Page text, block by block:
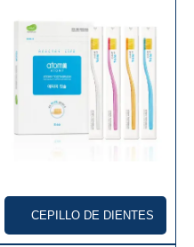
CEPILLO DE DIENTES